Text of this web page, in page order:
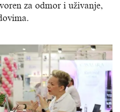
za odmor i uživanje,